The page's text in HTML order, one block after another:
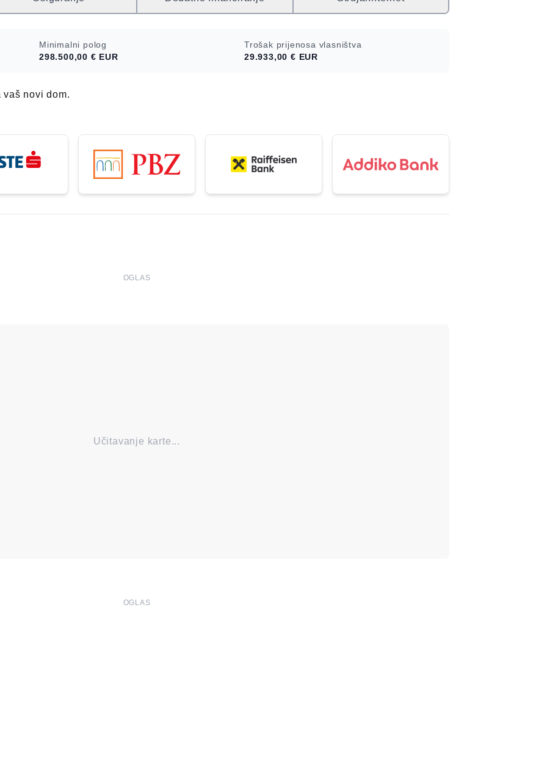
ovoj
dizajnom
Minimalni polog
298.500,00 € EUR
Trošak prijenosa vlasništva
29.933,00 € EUR
novi dom.
OGLAS
Učitavanje karte...
OGLAS